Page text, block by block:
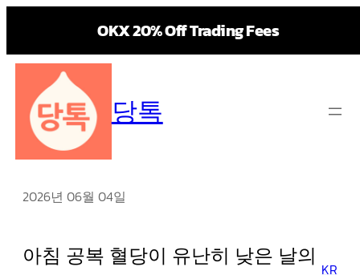
OKX 20% Off Trading Fees
콘
로
당톡
2026년 06월 04일
아침 공복 혈당이 유난히 낮은 날의 KR